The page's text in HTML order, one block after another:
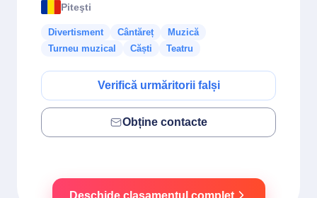
Piteşti
Divertisment Cântăreț
Muzică
Turneu muzical
Căști Teatru
Verifică urmăritorii falși
Obține contacte
Deschide clasamentul complet